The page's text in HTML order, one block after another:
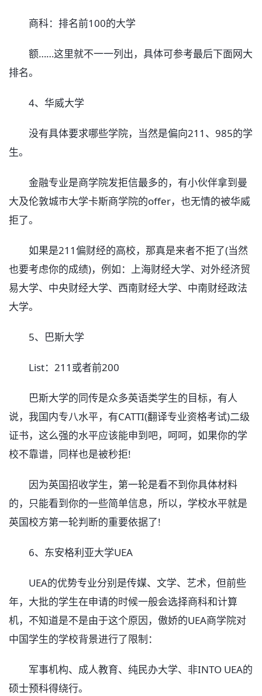
商科：排名前100的大学
额……这里就不一一列出，具体可参考最后下面网大
排名。
4、华威大学
没有具体要求哪些学院，当然是偏向211、985的学
生。
金融专业是商学院发拒信最多的，有小伙伴拿到曼
大及伦敦城市大学卡斯商学院的offer，也无情的被华威
拒了。
如果是211偏财经的高校，那真是来者不拒了(当然
也要考虑你的成绩)，例如：上海财经大学、对外经济贸
易大学、中央财经大学、西南财经大学、中南财经政法
大学。
5、巴斯大学
List：211或者前200
巴斯大学的同传是众多英语类学生的目标，有人
说，我国内专八水平，有CATTI(翻译专业资格考试)二级
证书，这么强的水平应该能申到吧，呵呵，如果你的学
校不靠谱，同样也是被秒拒!
因为英国招收学生，第一轮是看不到你具体材料
的，只能看到你的一些简单信息，所以，学校水平就是
英国校方第一轮判断的重要依据了!
6、东安格利亚大学UEA
UEA的优势专业分别是传媒、文学、艺术，但前些
年，大批的学生在申请的时候一般会选择商科和计算
机，不知道是不是由于这个原因，傲娇的UEA商学院对
中国学生的学校背景进行了限制：
军事机构、成人教育、纯民办大学、非INTO UEA的
硕士预科得绕行。